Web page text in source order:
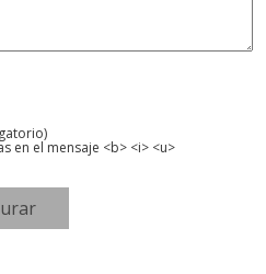
en el mensaje <b> <i> <u>